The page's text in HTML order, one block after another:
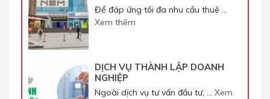
Để đáp ứng tối đa nhu cầu thuê …
Xem thêm
DỊCH VỤ THÀNH LẬP DOANH
NGHIỆP
Ngoài dịch vụ tư vấn đầu tư, … Xem